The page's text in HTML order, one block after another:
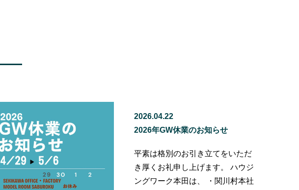
2026.04.22
2026年GW休業のお知らせ
平素は格別のお引き立てをいただ
き厚くお礼申し上げます。 ハウジ
ングワーク本田は、 ・関川村本社